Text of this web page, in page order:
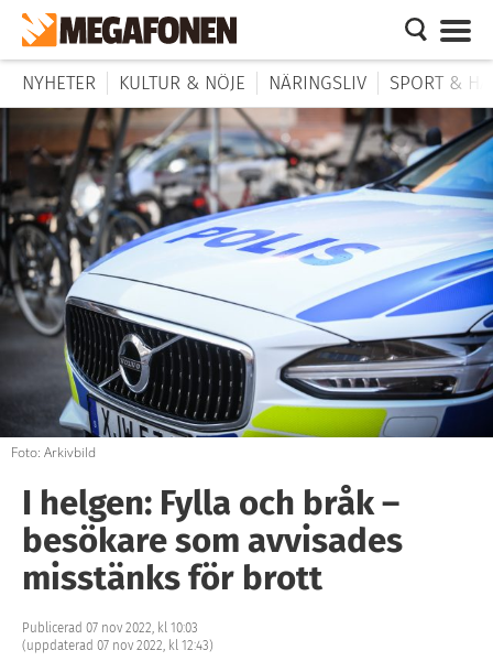
NYHETER KULTUR & NÖJE NÄRINGSLIV SPORT &
Foto: Arkivbild
I helgen: Fylla och bråk –
besökare som avvisades
misstänks för brott
Publicerad 07 nov 2022, kl 10:03
(uppdaterad 07 nov 2022, kl 12:43)